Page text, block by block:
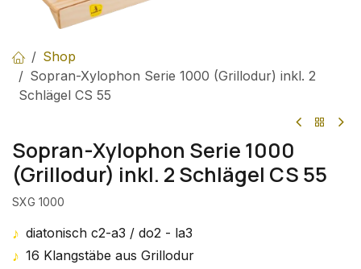
Shop
Sopran-Xylophon Serie 1000 (Grillodur) inkl. 2
Schlägel CS 55
Sopran-Xylophon Serie 1000
(Grillodur) inkl. 2 Schlägel CS 55
SXG 1000
♪ diatonisch c2-a3 / do2 - la3
♪ 16 Klangstäbe aus Grillodur